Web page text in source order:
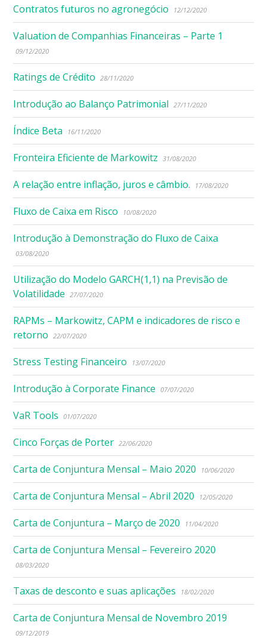
Contratos futuros no agronegócio 12/12/2020
Valuation de Companhias Financeiras – Parte 1
09/12/2020
Ratings de Crédito 28/11/2020
Introdução ao Balanço Patrimonial 27/11/2020
Índice Beta 16/11/2020
Fronteira Eficiente de Markowitz 31/08/2020
A relação entre inflação, juros e câmbio. 17/08/2020
Fluxo de Caixa em Risco 10/08/2020
Introdução à Demonstração do Fluxo de Caixa
03/08/2020
Utilização do Modelo GARCH(1,1) na Previsão de
Volatilidade
27/07/2020
RAPMs – Markowitz, CAPM e indicadores de risco e
retorno
22/07/2020
Stress Testing Financeiro 13/07/2020
Introdução à Corporate Finance 07/07/2020
VaR Tools 01/07/2020
Cinco Forças de Porter 22/06/2020
Carta de Conjuntura Mensal – Maio 2020 10/06/2020
Carta de Conjuntura Mensal – Abril 2020 12/05/2020
Carta de Conjuntura – Março de 2020 11/04/2020
Carta de Conjuntura Mensal – Fevereiro 2020
08/03/2020
Taxas de desconto e suas aplicações 18/02/2020
Carta de Conjuntura Mensal de Novembro 2019
09/12/2019